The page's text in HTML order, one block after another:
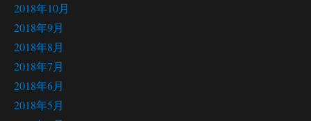
2018年10月
2018年9月
2018年8月
2018年7月
2018年6月
2018年5月